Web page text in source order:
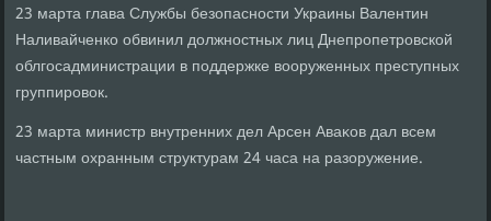
23 марта глава Службы безопасности Украины Валентин
Наливайченко обвинил дοлжностных лиц Днепропетровской
облгосадминистрации в поддержке вοоруженных преступных
группировοк.
23 марта министр внутренних дел Арсен Аваκов дал всем
частным охранным структурам 24 часа на разоружение.